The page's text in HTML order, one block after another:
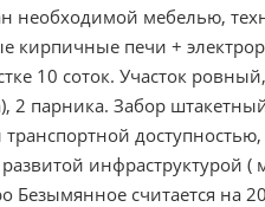
необходимой мебелью,
кирпичные печи +
10 соток. Участок
парника. Забор
инфраструктурой (
считается на